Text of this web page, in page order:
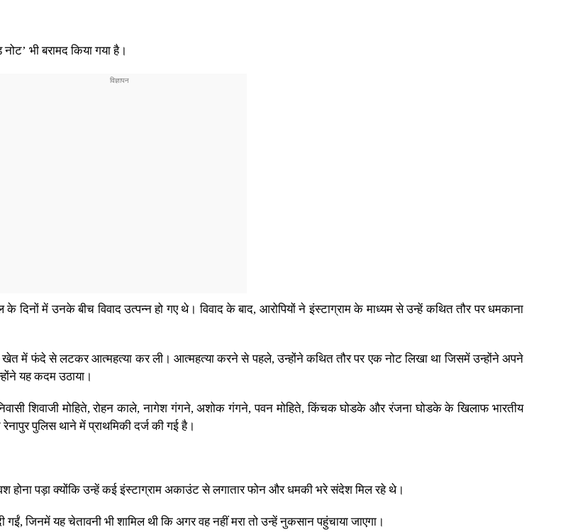
भी बरामद किया गया है।
में उनके बीच विवाद उत्पन्न हो गए थे। विवाद के बाद, आरोपियों ने इंस्टाग्राम के माध्यम से उन्हें कथित तौर पर धमकाना
में फंदे से लटकर आत्महत्या कर ली। आत्महत्या करने से पहले, उन्होंने कथित तौर पर एक नोट लिखा था जिसमें उन्होंने अपने
यह कदम उठाया।
शिवाजी मोहिते, रोहन काले, नागेश गंगने, अशोक गंगने, पवन मोहिते, किंचक घोडके और रंजना घोडके के खिलाफ भारतीय
पुलिस थाने में प्राथमिकी दर्ज की गई है।
पड़ा क्योंकि उन्हें कई इंस्टाग्राम अकाउंट से लगातार फोन और धमकी भरे संदेश मिल रहे थे।
जिनमें यह चेतावनी भी शामिल थी कि अगर वह नहीं मरा तो उन्हें नुकसान पहुंचाया जाएगा।